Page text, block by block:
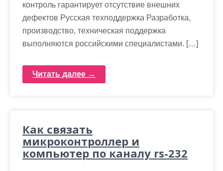
контроль гарантирует отсутствие внешних
дефектов Русская техподдержка Разработка,
производство, техническая поддержка
выполняются российскими специалистами. […]
Читать далее →
Как связать
микроконтроллер и
компьютер по каналу rs-232